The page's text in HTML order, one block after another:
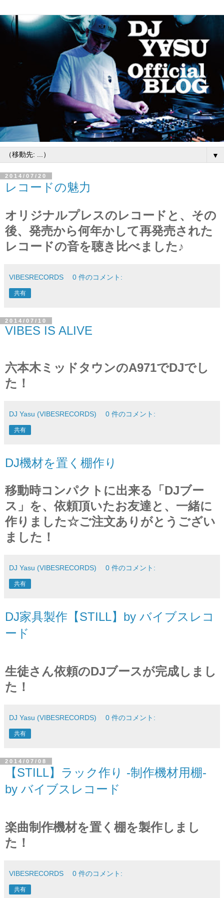
▼
2014/07/20
レコードの魅力
オリジナルプレスのレコードと、その
後、発売から何年かして再発売された
レコードの音を聴き比べました♪
VIBESRECORDS 0 件のコメント:
共有
2014/07/10
VIBES IS ALIVE
六本木ミッドタウンのA971でDJでし
た！
DJ Yasu (VIBESRECORDS) 0 件のコメント:
共有
DJ機材を置く棚作り
移動時コンパクトに出来る「DJブー
ス」を、 依頼頂いたお友達と、一緒に
作りました☆ご注文ありがとうござい
ました！
DJ Yasu (VIBESRECORDS) 0 件のコメント:
共有
DJ家具製作【STILL】by バイブスレコ
ード
生徒さん依頼のDJブースが完成しまし
た！
DJ Yasu (VIBESRECORDS) 0 件のコメント:
共有
2014/07/08
【STILL】ラック作り -制作機材用棚-
by バイブスレコード
楽曲制作機材を置く棚を製作しまし
た！
VIBESRECORDS 0 件のコメント:
共有